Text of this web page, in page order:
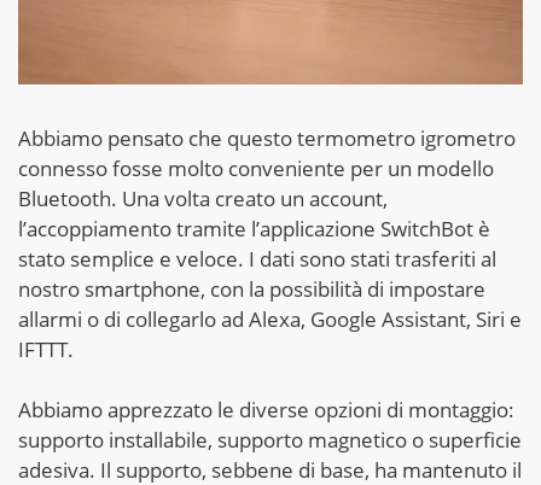
Abbiamo pensato che questo termometro igrometro
connesso fosse molto conveniente per un modello
Bluetooth. Una volta creato un account,
l’accoppiamento tramite l’applicazione SwitchBot è
stato semplice e veloce. I dati sono stati trasferiti al
nostro smartphone, con la possibilità di impostare
allarmi o di collegarlo ad Alexa, Google Assistant, Siri e
IFTTT.
Abbiamo apprezzato le diverse opzioni di montaggio:
supporto installabile, supporto magnetico o superficie
adesiva. Il supporto, sebbene di base, ha mantenuto il